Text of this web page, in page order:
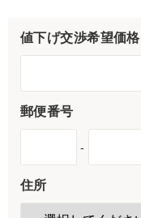
値下げ交渉希望価格
郵便番号
-
住所